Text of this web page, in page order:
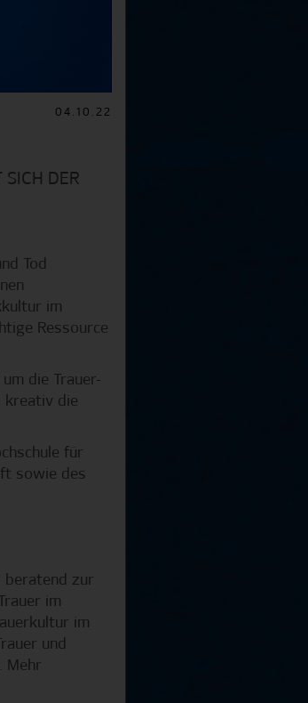
04.10.22
DER
Tod
im
Ressource
die Trauer-
kreativ die
für
sowie des
beratend zur
im
im
und
Mehr